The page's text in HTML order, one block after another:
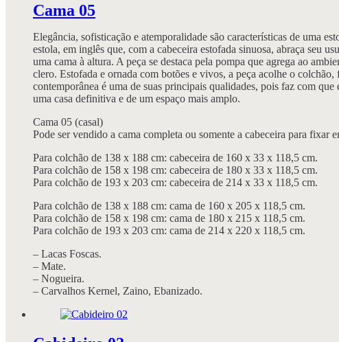
Cama 05
Elegância, sofisticação e atemporalidade são características de uma
estola, em inglês que, com a cabeceira estofada sinuosa, abraça seu
uma cama à altura. A peça se destaca pela pompa que agrega ao
clero. Estofada e ornada com botões e vivos, a peça acolhe o
contemporânea é uma de suas principais qualidades, pois faz com
uma casa definitiva e de um espaço mais amplo.
Cama 05 (casal)
Pode ser vendido a cama completa ou somente a cabeceira para fixar
Para colchão de 138 x 188 cm: cabeceira de 160 x 33 x 118,5 cm.
Para colchão de 158 x 198 cm: cabeceira de 180 x 33 x 118,5 cm.
Para colchão de 193 x 203 cm: cabeceira de 214 x 33 x 118,5 cm.
Para colchão de 138 x 188 cm: cama de 160 x 205 x 118,5 cm.
Para colchão de 158 x 198 cm: cama de 180 x 215 x 118,5 cm.
Para colchão de 193 x 203 cm: cama de 214 x 220 x 118,5 cm.
– Lacas Foscas.
– Mate.
– Nogueira.
– Carvalhos Kernel, Zaino, Ebanizado.